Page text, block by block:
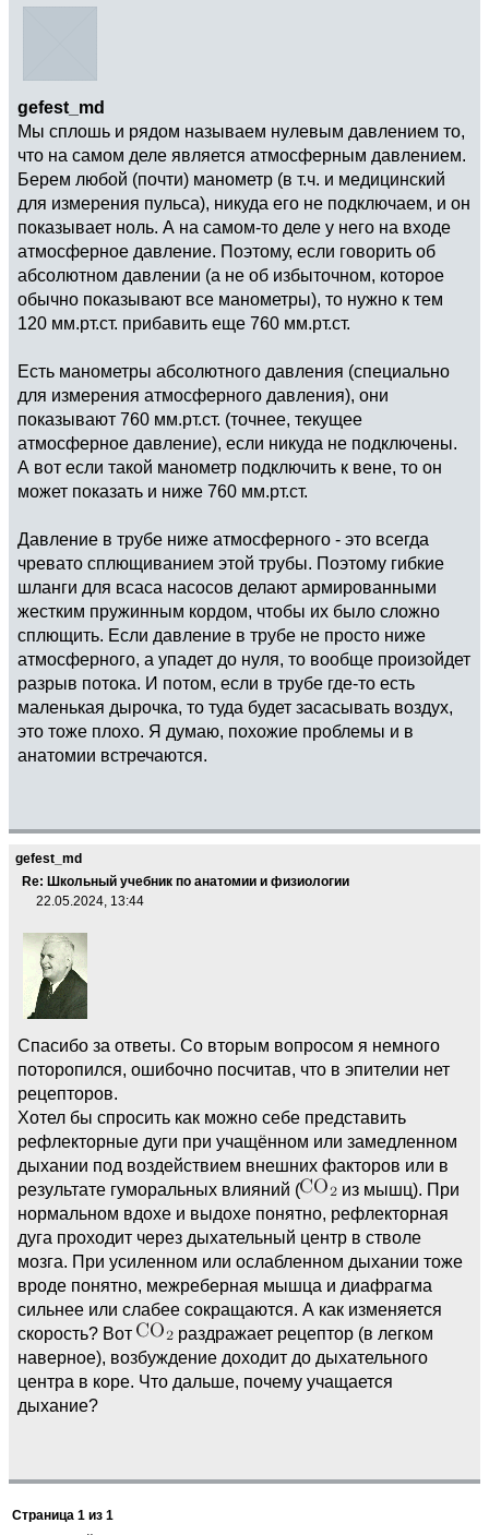
gefest_md
Мы сплошь и рядом называем нулевым давлением то,
что на самом деле является атмосферным давлением.
Берем любой (почти) манометр (в т.ч. и медицинский
для измерения пульса), никуда его не подключаем, и он
показывает ноль. А на самом-то деле у него на входе
атмосферное давление. Поэтому, если говорить об
абсолютном давлении (а не об избыточном, которое
обычно показывают все манометры), то нужно к тем
120 мм.рт.ст. прибавить еще 760 мм.рт.ст.
Есть манометры абсолютного давления (специально
для измерения атмосферного давления), они
показывают 760 мм.рт.ст. (точнее, текущее
атмосферное давление), если никуда не подключены.
А вот если такой манометр подключить к вене, то он
может показать и ниже 760 мм.рт.ст.
Давление в трубе ниже атмосферного - это всегда
чревато сплющиванием этой трубы. Поэтому гибкие
шланги для всаса насосов делают армированными
жестким пружинным кордом, чтобы их было сложно
сплющить. Если давление в трубе не просто ниже
атмосферного, а упадет до нуля, то вообще произойдет
разрыв потока. И потом, если в трубе где-то есть
маленькая дырочка, то туда будет засасывать воздух,
это тоже плохо. Я думаю, похожие проблемы и в
анатомии встречаются.
gefest_md
Re: Школьный учебник по анатомии и физиологии
22.05.2024, 13:44
Спасибо за ответы. Со вторым вопросом я немного
поторопился, ошибочно посчитав, что в эпителии нет
рецепторов.
Хотел бы спросить как можно себе представить
рефлекторные дуги при учащённом или замедленном
дыхании под воздействием внешних факторов или в
результате гуморальных влияний (
из мышц). При
нормальном вдохе и выдохе понятно, рефлекторная
дуга проходит через дыхательный центр в стволе
мозга. При усиленном или ослабленном дыхании тоже
вроде понятно, межреберная мышца и диафрагма
сильнее или слабее сокращаются. А как изменяется
скорость? Вот
раздражает рецептор (в легком
наверное), возбуждение доходит до дыхательного
центра в коре. Что дальше, почему учащается
дыхание?
Страница 1 из 1